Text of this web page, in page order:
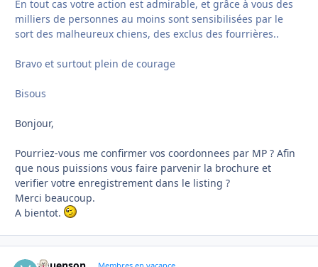
En tout cas votre action est admirable, et grâce à vous des
milliers de personnes au moins sont sensibilisées par le
sort des malheureux chiens, des exclus des fourrières..
Bravo et surtout plein de courage
Bisous
Bonjour,
Pourriez-vous me confirmer vos coordonnees par MP ? Afin
que nous puissions vous faire parvenir la brochure et
verifier votre enregistrement dans le listing ?
Merci beaucoup.
A bientot.